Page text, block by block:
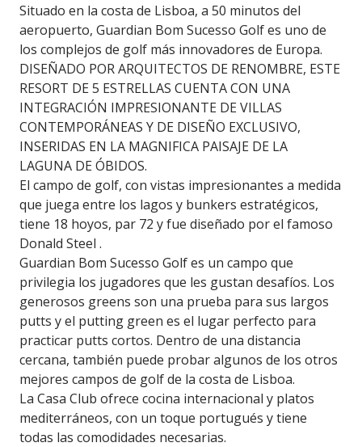
Situado en la costa de Lisboa, a 50 minutos del
aeropuerto, Guardian Bom Sucesso Golf es uno de
los complejos de golf más innovadores de Europa.
DISEÑADO POR ARQUITECTOS DE RENOMBRE, ESTE
RESORT DE 5 ESTRELLAS CUENTA CON UNA
INTEGRACIÓN IMPRESIONANTE DE VILLAS
CONTEMPORÁNEAS Y DE DISEÑO EXCLUSIVO,
INSERIDAS EN LA MAGNIFICA PAISAJE DE LA
LAGUNA DE ÓBIDOS.
El campo de golf, con vistas impresionantes a medida
que juega entre los lagos y bunkers estratégicos,
tiene 18 hoyos, par 72 y fue diseñado por el famoso
Donald Steel .
Guardian Bom Sucesso Golf es un campo que
privilegia los jugadores que les gustan desafíos. Los
generosos greens son una prueba para sus largos
putts y el putting green es el lugar perfecto para
practicar putts cortos. Dentro de una distancia
cercana, también puede probar algunos de los otros
mejores campos de golf de la costa de Lisboa.
La Casa Club ofrece cocina internacional y platos
mediterráneos, con un toque portugués y tiene
todas las comodidades necesarias.